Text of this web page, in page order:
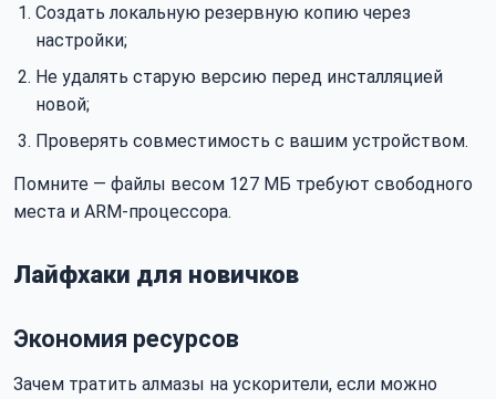
Создать локальную резервную копию через
настройки;
Не удалять старую версию перед инсталляцией
новой;
Проверять совместимость с вашим устройством.
Помните — файлы весом 127 МБ требуют свободного
места и ARM-процессора.
Лайфхаки для новичков
Экономия ресурсов
Зачем тратить алмазы на ускорители, если можно